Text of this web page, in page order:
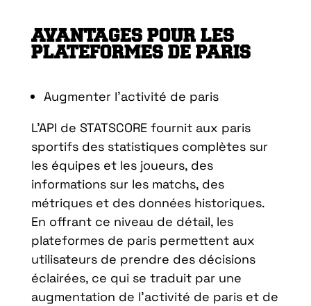
AVANTAGES POUR LES
PLATEFORMES DE PARIS
Augmenter l’activité de paris
L’API de STATSCORE fournit aux paris
sportifs des statistiques complètes sur
les équipes et les joueurs, des
informations sur les matchs, des
métriques et des données historiques.
En offrant ce niveau de détail, les
plateformes de paris permettent aux
utilisateurs de prendre des décisions
éclairées, ce qui se traduit par une
augmentation de l’activité de paris et de